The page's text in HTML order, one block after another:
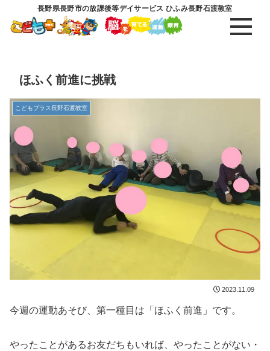
長野県長野市の放課後等デイサービス ひふみ長野石渡教室
ほふく前進に挑戦
こどもプラス長野石渡教室
2023.11.09
今週の運動あそび、第一種目は「ほふく前進」です。
やったことがあるお友だちもいれば、やったことがない・